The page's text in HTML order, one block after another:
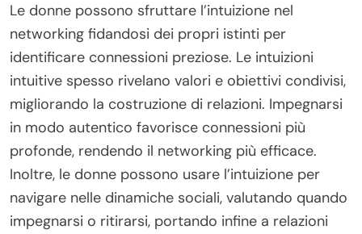
Le donne possono sfruttare l’intuizione nel
networking fidandosi dei propri istinti per
identificare connessioni preziose. Le intuizioni
intuitive spesso rivelano valori e obiettivi condivisi,
migliorando la costruzione di relazioni. Impegnarsi
in modo autentico favorisce connessioni più
profonde, rendendo il networking più efficace.
Inoltre, le donne possono usare l’intuizione per
navigare nelle dinamiche sociali, valutando quando
impegnarsi o ritirarsi, portando infine a relazioni